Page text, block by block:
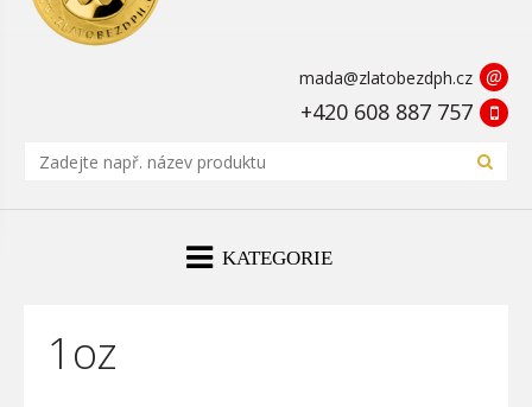
mada@zlatobezdph.cz @
+420 608 887 757
KATEGORIE
1oz